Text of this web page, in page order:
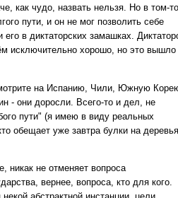
как чудо, назвать нельзя. Но в том-
пути, и он не мог позволить себе
в диктаторских замашках.
исключительно хорошо, но это вышло
на Испанию, Чили, Южную
- они доросли. Всего-то и дел, не
пути" (я имею в виду реальных
обещает уже завтра булки на
никак не отменяет вопроса
вернее, вопроса, кто для кого.